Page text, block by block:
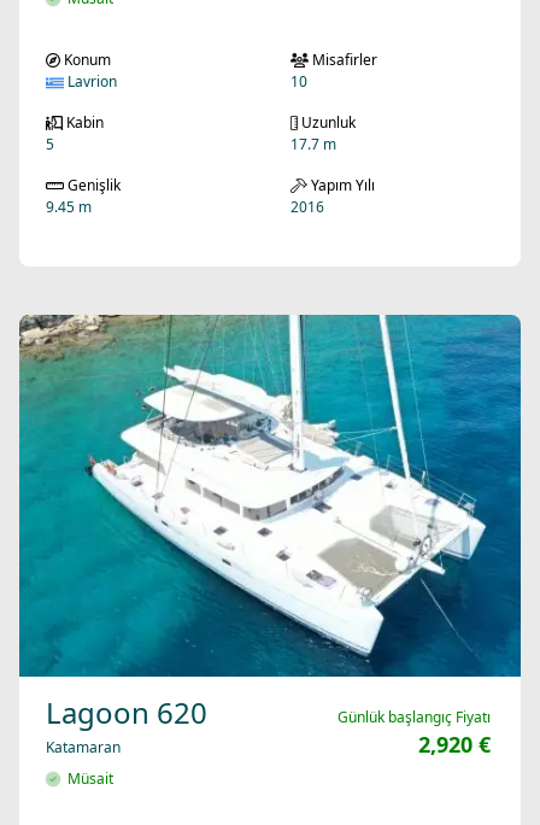
Konum
Lavrion
Misafirler
10
Kabin
5
Uzunluk
17.7 m
Genişlik
9.45 m
Yapım Yılı
2016
Lagoon 620
Katamaran
Müsait
Günlük başlangıç Fiyatı
2,920 €